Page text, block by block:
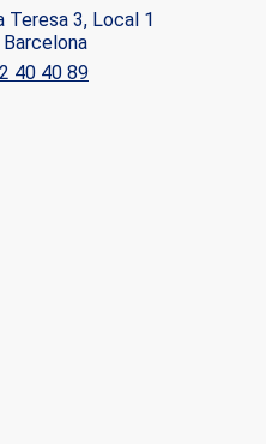
Teresa 3, Local 1
40 40 89